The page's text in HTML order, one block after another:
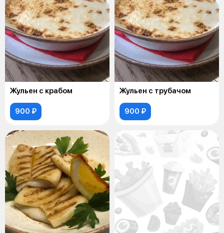
Жульен с крабом
900 ₽
Жульен с трубачом
900 ₽